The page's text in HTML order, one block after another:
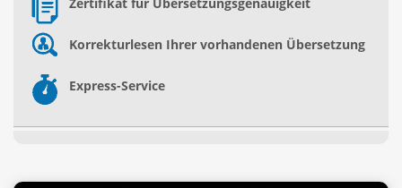
Korrekturlesen Ihrer vorhandenen Übersetzung
Express-Service